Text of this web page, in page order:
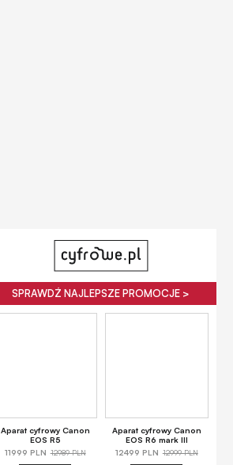
SPRAWDŹ NAJLEPSZE PROMOCJE >
Aparat cyfrowy Canon
EOS R5
11999 PLN 12989 PLN
Aparat cyfrowy Canon
EOS R6 mark III
12499 PLN 12999 PLN